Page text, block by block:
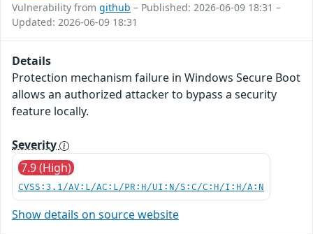
Vulnerability from github – Published: 2026-06-09 18:31 –
Updated: 2026-06-09 18:31
Details
Protection mechanism failure in Windows Secure Boot
allows an authorized attacker to bypass a security
feature locally.
Severity
7.9 (High)
CVSS:3.1/AV:L/AC:L/PR:H/UI:N/S:C/C:H/I:H/A:N
Show details on source website